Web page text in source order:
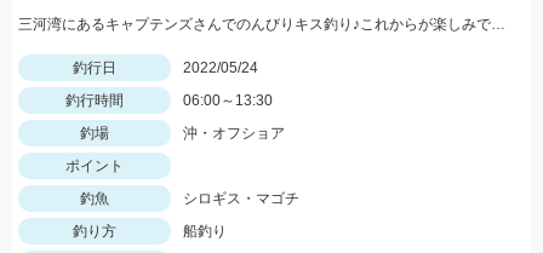
三河湾にあるキャプテンズさんでのんびりキス釣り♪これからが楽しみですね♪
釣行日
2022/05/24
釣行時間
06:00～13:30
釣場
沖・オフショア
ポイント
釣魚
シロギス・マゴチ
釣り方
船釣り